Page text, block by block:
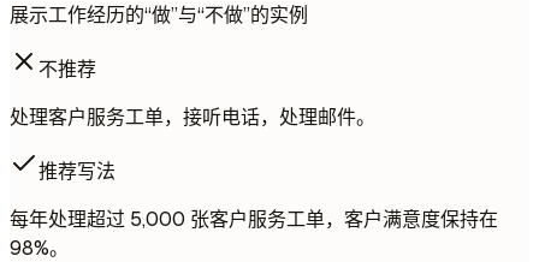
展示工作经历的“做”与“不做”的实例
不推荐
处理客户服务工单，接听电话，处理邮件。
推荐写法
每年处理超过 5,000 张客户服务工单，客户满意度保持在
98%。